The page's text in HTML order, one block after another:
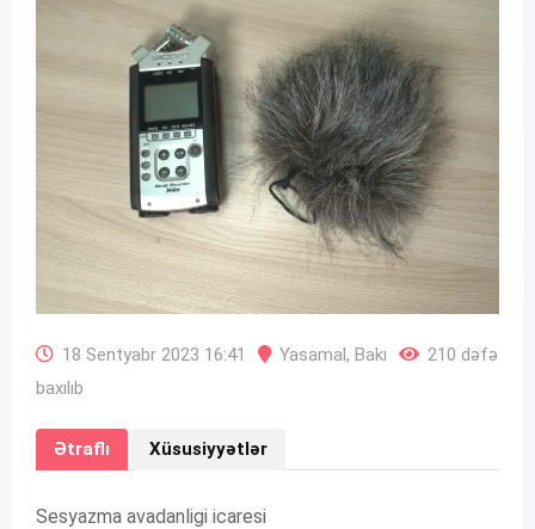
18 Sentyabr 2023 16:41 Yasamal, Bakı
210 dəfə
baxılıb
Ətraflı Xüsusiyyətlər
Sesyazma avadanligi icaresi